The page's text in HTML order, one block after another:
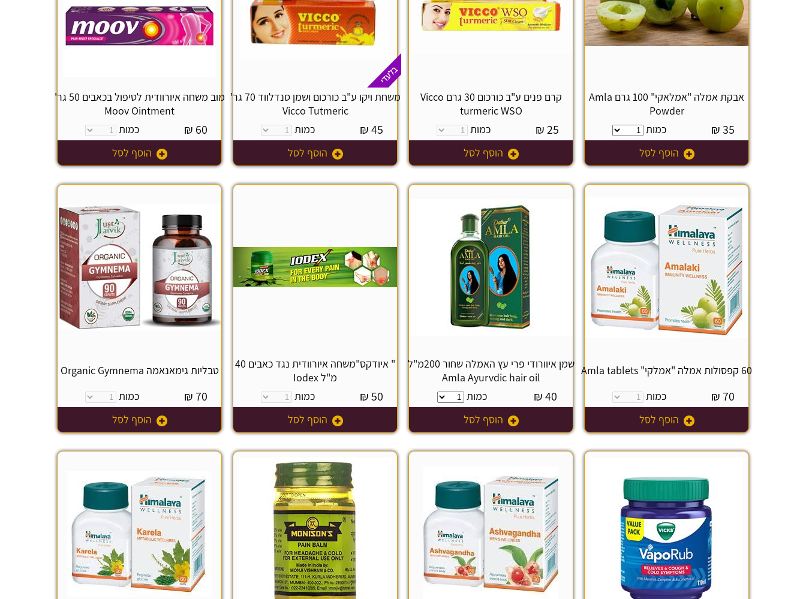
אבקת אמלה "אמלאקי" 100 גרם Amla
Powder
35
₪
כמות
הוסף לסל
קרם פנים ע"ב כורכום 30 גרם Vicco
turmeric WSO
25
₪
כמות
הוסף לסל
משחת ויקו ע"ב כורכום ושמן סנדלווד 70 גר'
Vicco Tutmeric
45
₪
כמות
הוסף לסל
מוב משחה איורוודית לטיפול בכאבים 50 גר'
Moov Ointment
60
₪
כמות
הוסף לסל
60 קפסולות אמלה "אמלקי" Amla tablets
70
₪
כמות
הוסף לסל
שמן איוורודי פרי עץ האמלה שחור 200מ"ל
Amla Ayurvdic hair oil
40
₪
כמות
הוסף לסל
" איודקס"משחה איורוודית נגד כאבים 40
מ"ל Iodex
50
₪
כמות
הוסף לסל
טבליות גימאנאמה Organic Gymnema
70
₪
כמות
הוסף לסל